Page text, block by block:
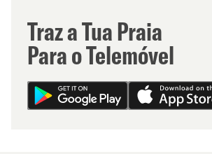
Traz a Tua Praia
Para o Telemóvel